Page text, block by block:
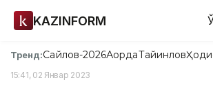
KAZINFORM
Тренд:Сайлов-2026АқордаТайинлов
15:41, 02 Январ 2023